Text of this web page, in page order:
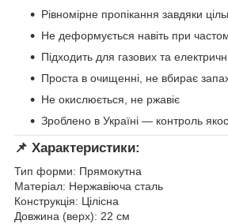
Рівномірне пропікання завдяки
Не деформується навіть при
Підходить для газових та
Проста в очищенні, не вбирає
Не окислюється, не ржавіє
Зроблено в Україні — контроль
📌 Характеристики:
Тип форми: Прямокутна
Матеріал: Нержавіюча сталь
Конструкція: Цілісна
Довжина (верх): 22 см